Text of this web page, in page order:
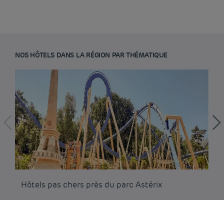
NOS HÔTELS DANS LA RÉGION PAR THÉMATIQUE
Hôtels pas chers près du parc Astérix
Hôtel pas cher Paris
Hôtel pas cher Marseille
Mentions légales
Conditions générales de vente